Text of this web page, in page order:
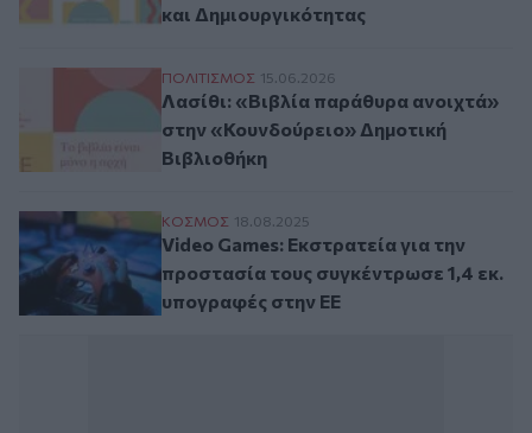
και Δημιουργικότητας
Λασίθι: «Βιβλία παράθυρα ανοιχτά»
ΠΟΛΙΤΙΣΜΟΣ 15.06.2026
Λασίθι: «Βιβλία παράθυρα ανοιχτά»
στην «Κουνδούρειο» Δημοτική
Βιβλιοθήκη
Video Games: Εκστρατεία για την
ΚΟΣΜΟΣ 18.08.2025
Video Games: Εκστρατεία για την
προστασία τους συγκέντρωσε 1,4 εκ.
υπογραφές στην ΕΕ